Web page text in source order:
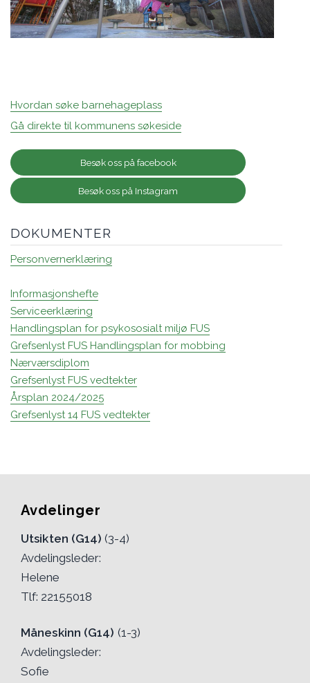
Hvordan søke barnehageplass
Gå direkte til kommunens søkeside
Besøk oss på facebook
Besøk oss på Instagram
DOKUMENTER
Personvernerklæring
Informasjonshefte
Serviceerklæring
Handlingsplan for psykososialt miljø FUS
Grefsenlyst FUS Handlingsplan for mobbing
Nærværsdiplom
Grefsenlyst FUS vedtekter
Årsplan 2024/2025
Grefsenlyst 14 FUS vedtekter
Avdelinger
Utsikten (G14) (3-4)
Avdelingsleder:
Helene
Tlf: 22155018
Måneskinn (G14) (1-3)
Avdelingsleder:
Sofie